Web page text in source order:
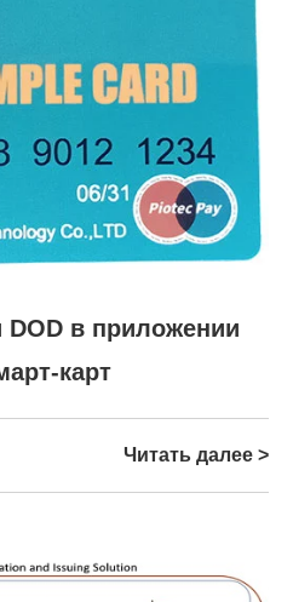
DOD в приложении
карт
Читать далее >